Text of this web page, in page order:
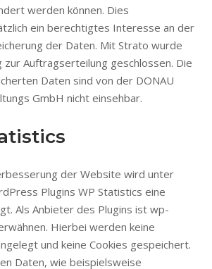
werden können. Dies
ein berechtigtes Interesse an der
der Daten. Mit Strato wurde
zur Auftragserteilung geschlossen. Die
Daten sind von der DONAU
GmbH nicht einsehbar.
der Website wird unter
Plugins WP Statistics eine
Als Anbieter des Plugins ist wp-
Hierbei werden keine
und keine Cookies gespeichert.
Daten, wie beispielsweise